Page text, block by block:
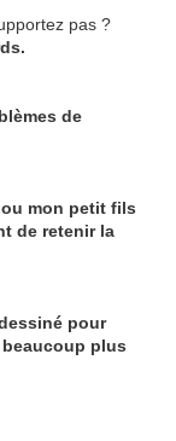
pas ?
de
mon petit fils
de retenir la
pour
plus